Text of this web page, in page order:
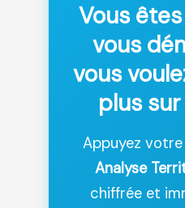
Vous
vous
vous
plus
Appuyez
Analyse
chiffrée et